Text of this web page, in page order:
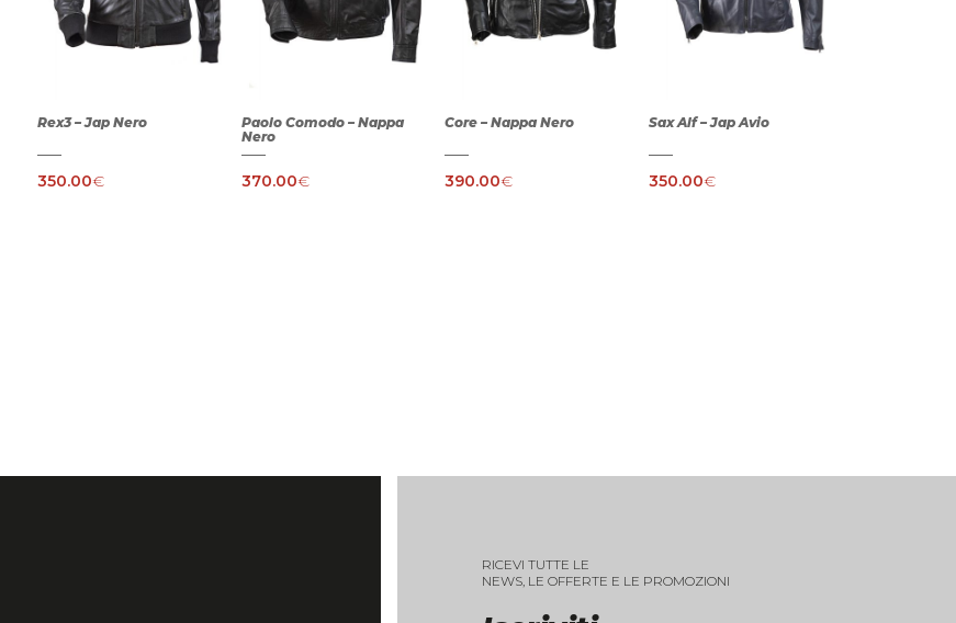
Rex3 – Jap Nero
350.00€
Paolo Comodo – Nappa
Nero
370.00€
Core – Nappa Nero
390.00€
Sax Alf – Jap Avio
350.00€
RICEVI TUTTE LE
NEWS, LE OFFERTE E LE PROMOZIONI